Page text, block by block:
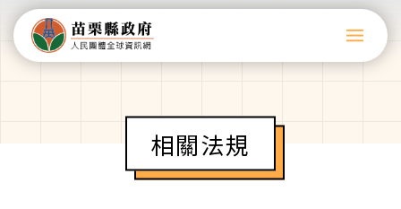
相關法規